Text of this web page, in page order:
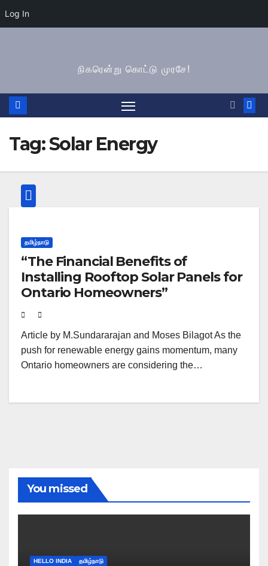
Log In
நிகரென்று கொட்டு முரசே!
Tag:Solar Energy
தமிழ்நாடு
“The Financial Benefits of
Installing Rooftop Solar Panels for
Ontario Homeowners”
Article by M.Sundararajan and Moses Bilagot As the
push for renewable energy gains momentum, many
Ontario homeowners are considering the…
You missed
HELLO INDIA தமிழ்நாடு